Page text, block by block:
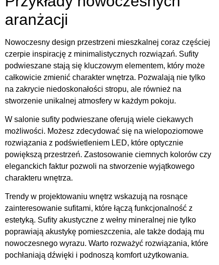
aranżacji
Nowoczesny design przestrzeni mieszkalnej coraz częściej
czerpie inspirację z minimalistycznych rozwiązań. Sufity
podwieszane stają się kluczowym elementem, który może
całkowicie zmienić charakter wnętrza. Pozwalają nie tylko
na zakrycie niedoskonałości stropu, ale również na
stworzenie unikalnej atmosfery w każdym pokoju.
W salonie sufity podwieszane oferują wiele ciekawych
możliwości. Możesz zdecydować się na wielopoziomowe
rozwiązania z podświetleniem LED, które optycznie
powiększą przestrzeń. Zastosowanie ciemnych kolorów czy
eleganckich faktur pozwoli na stworzenie wyjątkowego
charakteru wnętrza.
Trendy w projektowaniu wnętrz wskazują na rosnące
zainteresowanie sufitami, które łączą funkcjonalność z
estetyką. Sufity akustyczne z wełny mineralnej nie tylko
poprawiają akustykę pomieszczenia, ale także dodają mu
nowoczesnego wyrazu. Warto rozważyć rozwiązania, które
pochłaniają dźwięki i podnoszą komfort użytkowania.